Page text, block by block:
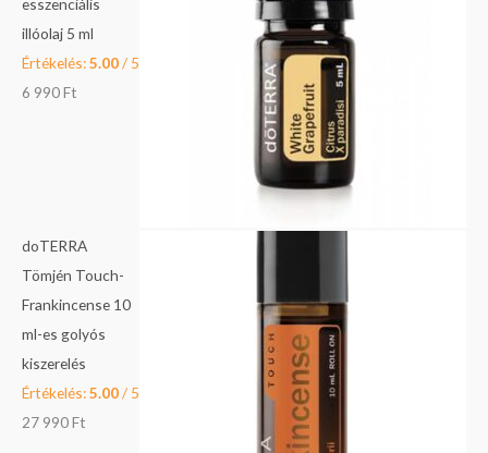
illóolaj 5 ml
Értékelés:5.00/ 5
6 990Ft
doTERRA
Tömjén Touch-
Frankincense 10
ml-es golyós
kiszerelés
Értékelés:5.00/ 5
27 990Ft